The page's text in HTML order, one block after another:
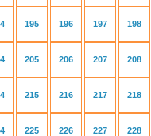
195 196 197 198
205 206 207 208
215 216 217 218
225 226 227 228